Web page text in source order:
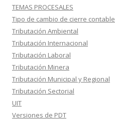
TEMAS PROCESALES
Tipo de cambio de cierre contable
Tributación Ambiental
Tributación Internacional
Tributación Laboral
Tributación Minera
Tributación Municipal y Regional
Tributación Sectorial
UIT
Versiones de PDT